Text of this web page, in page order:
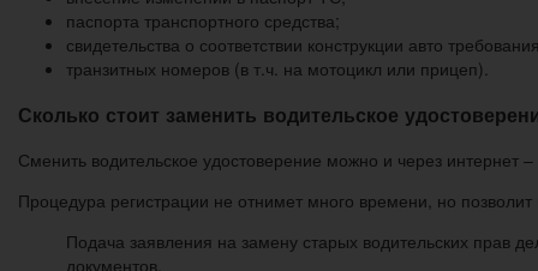
паспорта транспортного средства;
свидетельства о соответствии конструкции авто
транзитных номеров (в т.ч. на мотоцикл или прицеп).
Сколько стоит заменить водительское
Сменить водительское удостоверение можно и через
Процедура регистрации не отнимет много времени, но
Подача заявления на замену старых водительских прав
документов.